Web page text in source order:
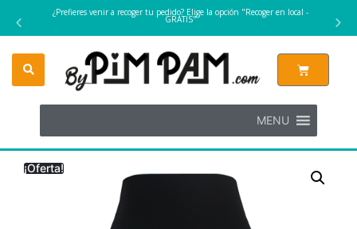
¿Prefieres venir a recoger tu pedido? Elige la opción "Recoger en local -
GRATIS"
MENU
¡Oferta!